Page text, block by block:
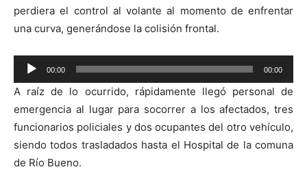
perdiera el control al volante al momento de enfrentar
una curva, generándose la colisión frontal.
Reproductor
de
audio
00:00 00:00
A raíz de lo ocurrido, rápidamente llegó personal de
emergencia al lugar para socorrer a los afectados, tres
funcionarios policiales y dos ocupantes del otro vehículo,
siendo todos trasladados hasta el Hospital de la comuna
de Río Bueno.